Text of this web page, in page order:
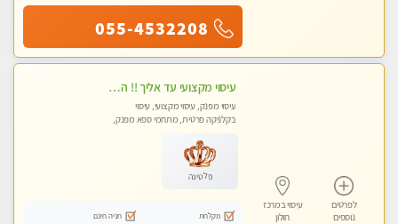
055-4532208
לפרטים
נוספים
עיסוי במרכז
חולון
עיסוי מקצועי עד אליך !! הזמנה מהירה לעיסוי מפנק ומדהים
עיסוי מפנק, עיסוי מקצועי, עיסוי
בקלניקה פרטית, מתחמי ספא מפנק,
פלטינה
מקלחת
חניה חינם